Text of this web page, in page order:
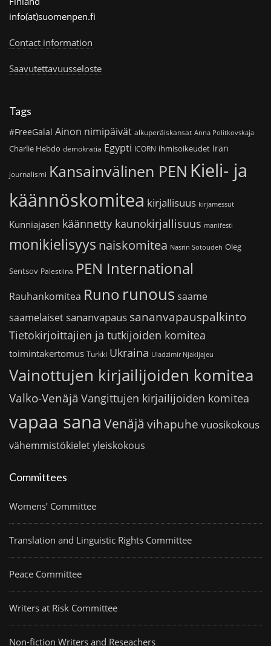
info(at)suomenpen.fi
Contact information
Saavutettavuusseloste
Tags
#FreeGalal Ainon nimipäivät alkuperäiskansat Anna Politkovskaja
Charlie Hebdo demokratia Egypti ICORN ihmisoikeudet Iran
journalismi Kansainvälinen PEN Kieli- ja
käännöskomitea kirjallisuus kirjamessut
Kunniajäsen käännetty kaunokirjallisuus manifesti
monikielisyys naiskomitea Nasrin Sotoudeh Oleg
Sentsov Palestiina PEN International
Rauhankomitea Runo runoussaame
saamelaiset sananvapaus sananvapauspalkinto
Tietokirjoittajien ja tutkijoiden komitea
toimintakertomus Turkki Ukraina Uladzimir Njakljajeu
Vainottujen kirjailijoiden komitea
Valko-Venäjä Vangittujen kirjailijoiden komitea
vapaa sana Venäjä vihapuhe vuosikokous
vähemmistökieletyleiskokous
Committees
Womens’ Committee
Translation and Linguistic Rights Committee
Peace Committee
Writers at Risk Committee
Non-fiction Writers and Reseachers